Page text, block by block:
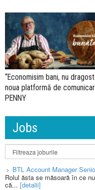
“Economisim bani, nu
noua platformă de
PENNY
Jobs
BTL Account Manager
Rolul ăsta se măsoară în ce
că... [detalii]